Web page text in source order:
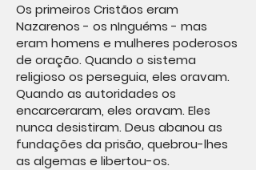
Os primeiros Cristãos eram
Nazarenos - os nInguéms - mas
eram homens e mulheres poderosos
de oração. Quando o sistema
religioso os perseguia, eles oravam.
Quando as autoridades os
encarceraram, eles oravam. Eles
nunca desistiram. Deus abanou as
fundações da prisão, quebrou-lhes
as algemas e libertou-os.